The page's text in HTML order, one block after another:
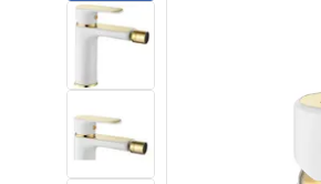
Canaline di scarico
Set di vaso WC e bidet